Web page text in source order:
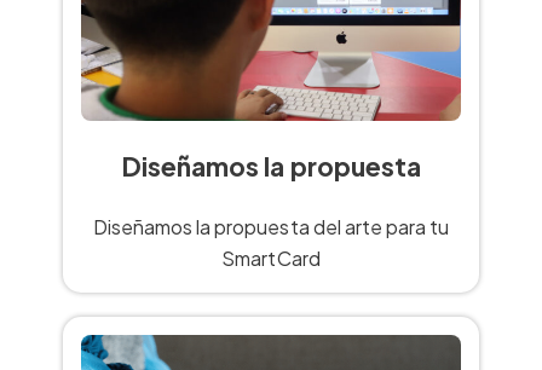
Diseñamos la propuesta
Diseñamos la propuesta del arte para tu
SmartCard